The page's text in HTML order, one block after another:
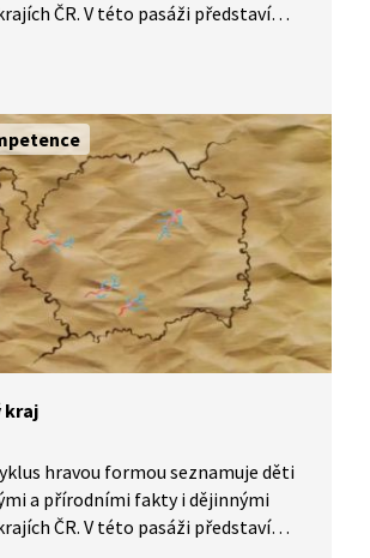
ČR. V této pasáži představí
kraj
hravou formou seznamuje děti
a přírodními fakty i dějinnými
ČR. V této pasáži představí